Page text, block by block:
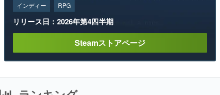
インディー RPG
リリース日：2026年第4四半期
Steamストアページ